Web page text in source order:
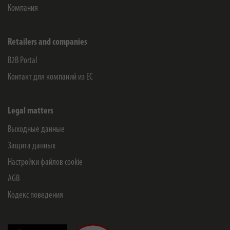
Компания
Retailers and companies
B2B Portal
Контакт для компаний из ЕС
Legal matters
Выходные данные
Защита данных
Настройки файлов cookie
AGB
Кодекс поведения